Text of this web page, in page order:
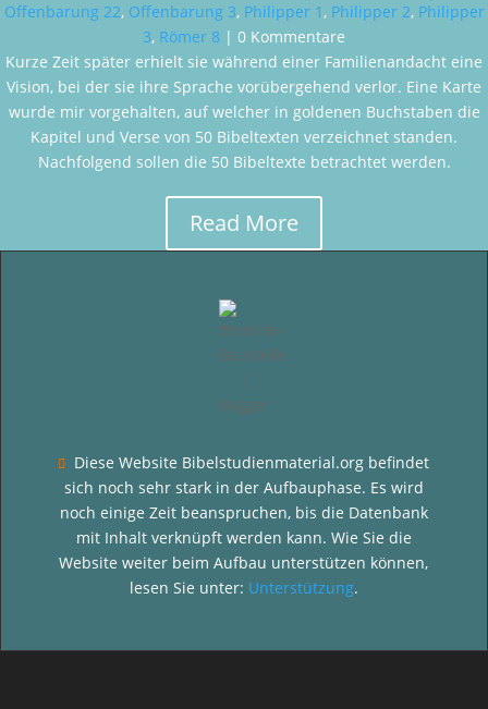
Offenbarung 22, Offenbarung 3, Philipper 1 , Philipper 2, Philipper
3, Römer 8 | 0 Kommentare
Kurze Zeit später erhielt sie während einer Familienandacht eine
Vision, bei der sie ihre Sprache vorübergehend verlor. Eine Karte
wurde mir vorgehalten, auf welcher in goldenen Buchstaben die
Kapitel und Verse von 50 Bibeltexten verzeichnet standen.
Nachfolgend sollen die 50 Bibeltexte betrachtet werden.
Read More

Diese Website Bibelstudienmaterial.org befindet
sich noch sehr stark in der Aufbauphase. Es wird
noch einige Zeit beanspruchen, bis die Datenbank
mit Inhalt verknüpft werden kann. Wie Sie die
Website weiter beim Aufbau unterstützen können,
lesen Sie unter: Unterstützung.